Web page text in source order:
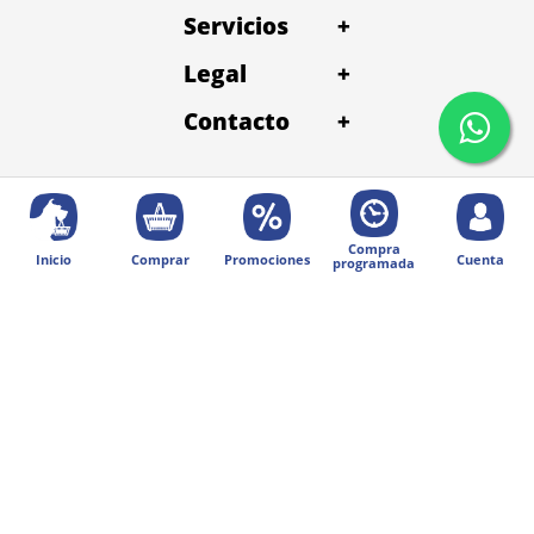
Inicio Comprar Promociones
Compra
programada
Cuenta
Servicios
+
Legal
+
Contacto
+